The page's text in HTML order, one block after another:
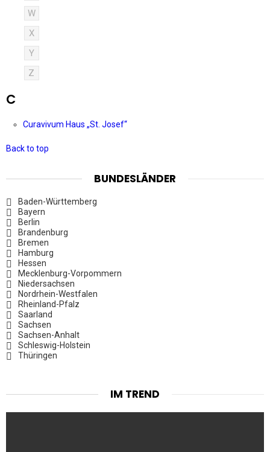
W
X
Y
Z
C
Curavivum Haus „St. Josef“
Back to top
BUNDESLÄNDER
Baden-Württemberg
Bayern
Berlin
Brandenburg
Bremen
Hamburg
Hessen
Mecklenburg-Vorpommern
Niedersachsen
Nordrhein-Westfalen
Rheinland-Pfalz
Saarland
Sachsen
Sachsen-Anhalt
Schleswig-Holstein
Thüringen
IM TREND